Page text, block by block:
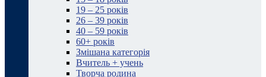
19 – 25 років
26 – 39 років
40 – 59 років
60+ років
Змішана категорія
Вчитель + учень
Творча родина